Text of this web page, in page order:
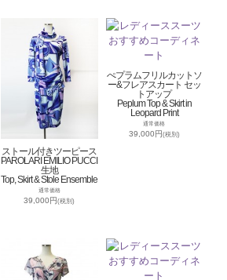
ストール付きツーピース
PAROLARI EMILIO PUCCI
生地
Top, Skirt & Stole Ensemble
通常価格
39,000円(税別)
ぺプラムフリルカットソ
ー&フレアスカート セッ
トアップ
Peplum Top & Skirt in
Leopard Print
通常価格
39,000円(税別)